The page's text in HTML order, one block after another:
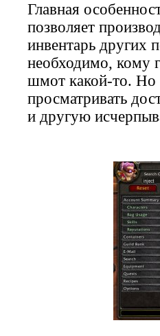
Главная
позволяет
инвентарь других
необходимо, кому
шмот какой-то. Но
просматривать
и другую